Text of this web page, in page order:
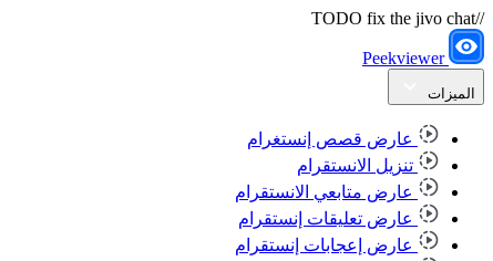
//TODO fix the jivo chat
Peekviewer
الميزات
عارض قصص إنستغرام
تنزيل الانستقرام
عارض متابعي الانستقرام
عارض تعليقات إنستقرام
عارض إعجابات إنستقرام